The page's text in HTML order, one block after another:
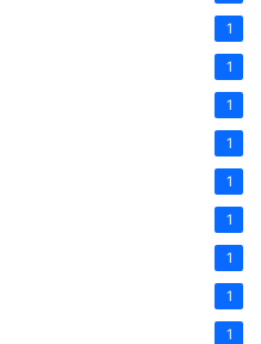
1
1
1
1
1
1
1
1
1